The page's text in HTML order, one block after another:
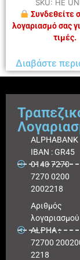
SKU: HE
Συνδεθείτε
λογαριασμό σας
τιμές.
Διαβάστε
ALPHABANK
IBAN : GR45
0140 7270
7270 0200
2002218
Aριθμός
λογαριασμού
ALPHA :
72700
2218